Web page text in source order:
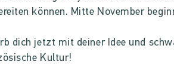
können. Mitte November
dich jetzt mit deiner Idee und
Kultur!